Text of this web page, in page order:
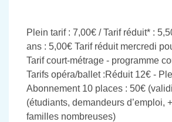
Plein tarif : 7,00€ / Tarif réduit* :
ans : 5,00€ Tarif réduit mercredi
Tarif court-métrage - programme
Tarifs opéra/ballet :Réduit 12€ -
Abonnement 10 places : 50€
(étudiants, demandeurs d’emploi,
familles nombreuses)